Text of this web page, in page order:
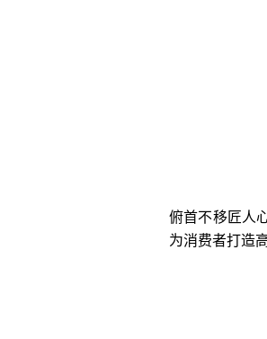
俯首不移匠人
为消费者打造